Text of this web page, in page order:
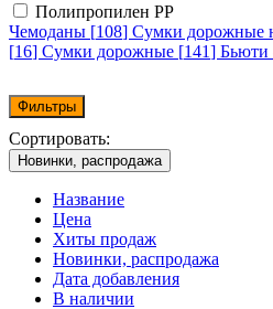
Полипропилен PP
Чемоданы [108] Сумки дорожные
[16] Сумки дорожные [141] Бьюти
Фильтры
Сортировать:
Новинки, распродажа
Название
Цена
Хиты продаж
Новинки, распродажа
Дата добавления
В наличии